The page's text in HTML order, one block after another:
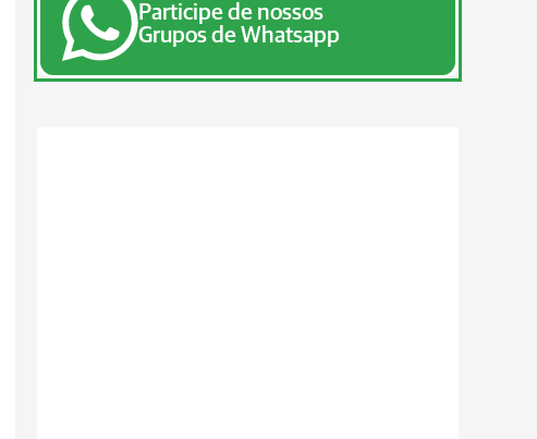
Participe de nossos
Grupos de Whatsapp